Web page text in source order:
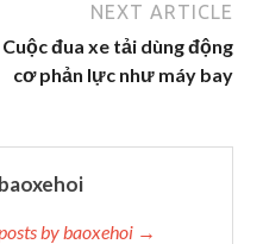
NEXT ARTICLE
Cuộc đua xe tải dùng động
cơ phản lực như máy bay
by baoxehoi →